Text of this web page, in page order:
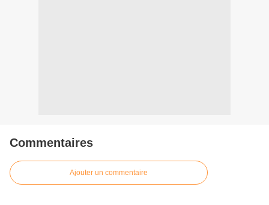
Commentaires
Ajouter un commentaire